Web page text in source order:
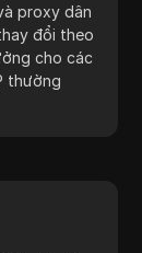
proxy dân
đổi theo
cho các
thường